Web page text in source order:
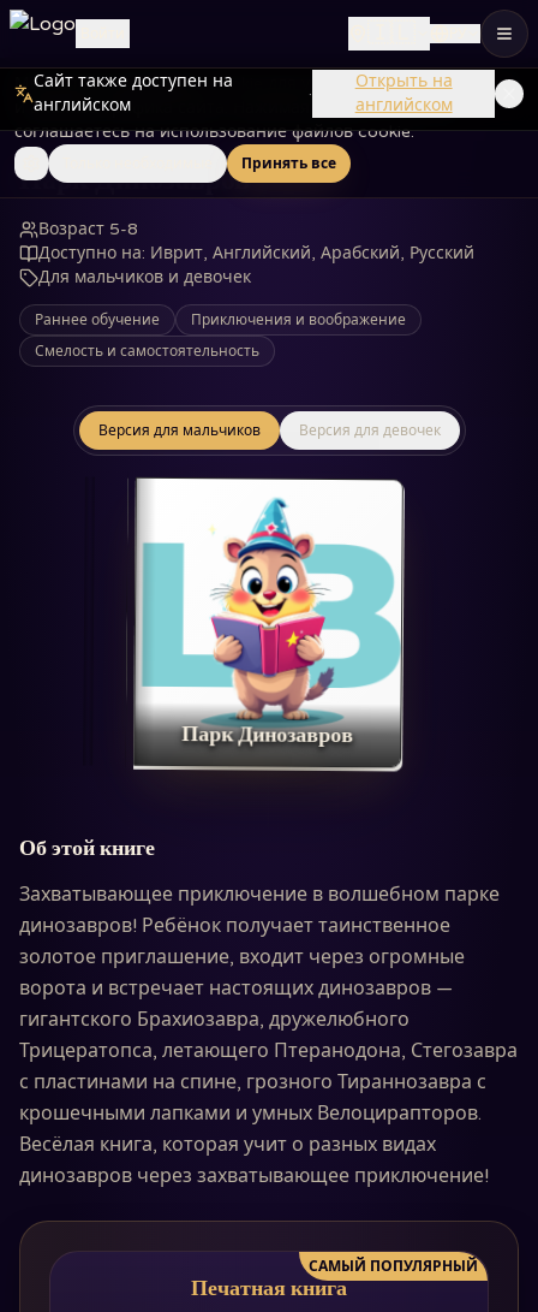
Сайт также доступен на
английском
·
Открыть на
английском
Мы используем файлы cookie для улучшения вашего опыта
и анализа трафика сайта. Нажимая 'Принять все', вы
соглашаетесь на использование файлов cookie.
Принять все
Главная Книги Парк Динозавров
Парк Динозавров
Возраст 5-8
Доступно на: Иврит, Английский, Арабский, Русский
Для мальчиков и девочек
Раннее обучение
Приключения и воображение
Смелость и самостоятельность
Версия для мальчиков Версия для девочек
Парк Динозавров
Об этой книге
Захватывающее приключение в волшебном парке
динозавров! Ребёнок получает таинственное
золотое приглашение, входит через огромные
ворота и встречает настоящих динозавров —
гигантского Брахиозавра, дружелюбного
Трицератопса, летающего Птеранодона, Стегозавра
с пластинами на спине, грозного Тираннозавра с
крошечными лапками и умных Велоцирапторов.
Весёлая книга, которая учит о разных видах
динозавров через захватывающее приключение!
САМЫЙ ПОПУЛЯРНЫЙ
Печатная книга